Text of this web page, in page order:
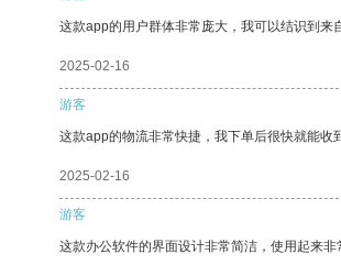
这款app的用户群体非常庞大，我可以结识到来
2025-02-16
游客
这款app的物流非常快捷，我下单后很快就能收
2025-02-16
游客
这款办公软件的界面设计非常简洁，使用起来非